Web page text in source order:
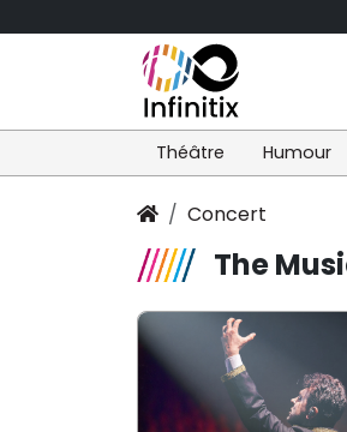
Théâtre Humour
Concert
The